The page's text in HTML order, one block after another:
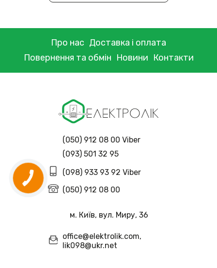
Про нас Доставка і оплата
Повернення та обмін Новини Контакти
(050) 912 08 00 Viber
(093) 501 32 95
(098) 933 93 92 Viber
(050) 912 08 00
м. Київ, вул. Миру, 36
office@elektrolik.com,
lik098@ukr.net